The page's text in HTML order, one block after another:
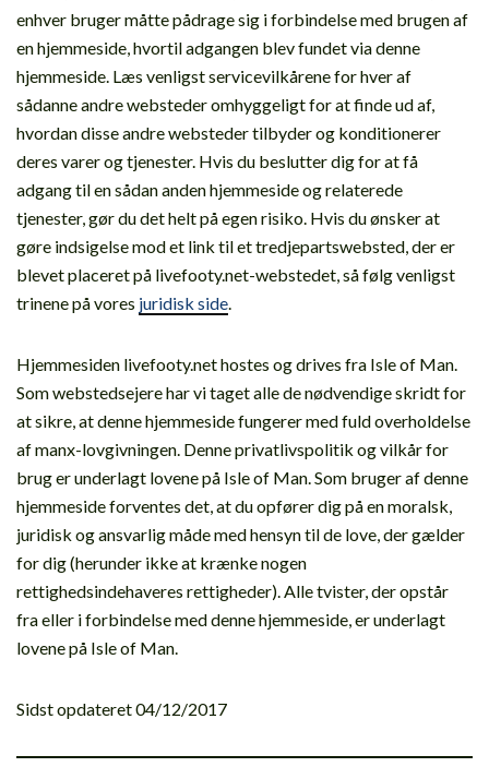
enhver bruger måtte pådrage sig i forbindelse med brugen af
en hjemmeside, hvortil adgangen blev fundet via denne
hjemmeside. Læs venligst servicevilkårene for hver af
sådanne andre websteder omhyggeligt for at finde ud af,
hvordan disse andre websteder tilbyder og konditionerer
deres varer og tjenester. Hvis du beslutter dig for at få
adgang til en sådan anden hjemmeside og relaterede
tjenester, gør du det helt på egen risiko. Hvis du ønsker at
gøre indsigelse mod et link til et tredjepartswebsted, der er
blevet placeret på livefooty.net-webstedet, så følg venligst
trinene på vores juridisk side
Hjemmesiden livefooty.net hostes og drives fra Isle of Man.
Som webstedsejere har vi taget alle de nødvendige skridt for
at sikre, at denne hjemmeside fungerer med fuld overholdelse
af manx-lovgivningen. Denne privatlivspolitik og vilkår for
brug er underlagt lovene på Isle of Man. Som bruger af denne
hjemmeside forventes det, at du opfører dig på en moralsk,
juridisk og ansvarlig måde med hensyn til de love, der gælder
for dig (herunder ikke at krænke nogen
rettighedsindehaveres rettigheder). Alle tvister, der opstår
fra eller i forbindelse med denne hjemmeside, er underlagt
lovene på Isle of Man.
Sidst opdateret 04/12/2017